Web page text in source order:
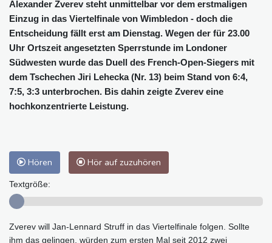
Alexander Zverev steht unmittelbar vor dem erstmaligen
Einzug in das Viertelfinale von Wimbledon - doch die
Entscheidung fällt erst am Dienstag. Wegen der für 23.00
Uhr Ortszeit angesetzten Sperrstunde im Londoner
Südwesten wurde das Duell des French-Open-Siegers mit
dem Tschechen Jiri Lehecka (Nr. 13) beim Stand von 6:4,
7:5, 3:3 unterbrochen. Bis dahin zeigte Zverev eine
hochkonzentrierte Leistung.
Hören Hör auf zuzuhören
Textgröße:
Zverev will Jan-Lennard Struff in das Viertelfinale folgen. Sollte
ihm das gelingen, würden zum ersten Mal seit 2012 zwei